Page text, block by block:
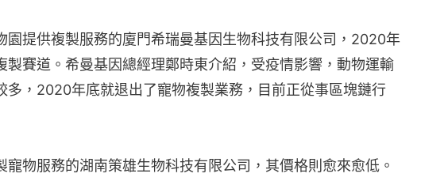
園提供複製服務的廈門希瑞曼基因生物科技有限公司，2020年
製賽道。希曼基因總經理鄭時東介紹，受疫情影響，動物運輸
多，2020年底就退出了寵物複製業務，目前正從事區塊鏈行
寵物服務的湖南策雄生物科技有限公司，其價格則愈來愈低。